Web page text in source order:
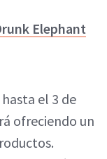
Elephant
el 3 de
ofreciendo un